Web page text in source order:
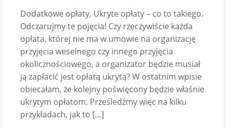
Dodatkowe opłaty, Ukryte opłaty – co to takiego.
Odczarujmy te pojęcia! Czy rzeczywiście każda
opłata, której nie ma w umowie na organizację
przyjęcia weselnego czy innego przyjęcia
okolicznościowego, a organizator będzie musiał
ją zapłacić jest opłatą ukrytą? W ostatnim wpisie
obiecałam, że kolejny poświęcony będzie właśnie
ukrytym opłatom. Prześledźmy więc na kilku
przykładach, jak to […]